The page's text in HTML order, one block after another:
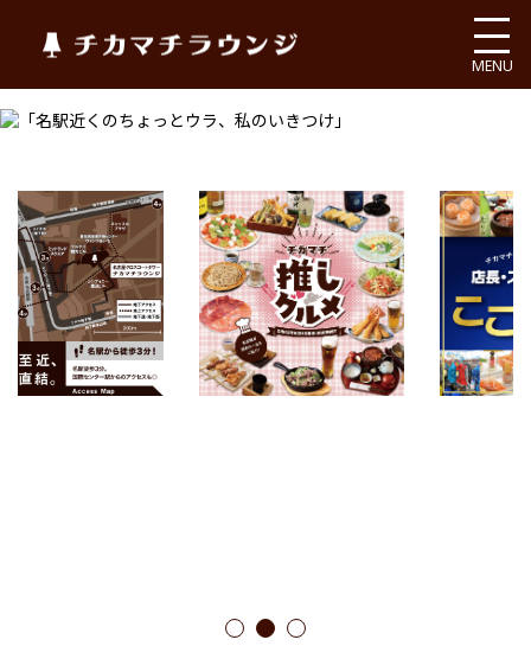
チカマチラウンジ
MENU
1 2 3